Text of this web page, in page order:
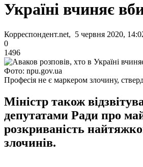
Україні вчиняє
Корреспондент.net, 5 червня 2020,
0
1496
Фото: npu.gov.ua
Професія не є маркером злочину,
Міністр також
депутатами Ради про
розкриваність
злочинів.